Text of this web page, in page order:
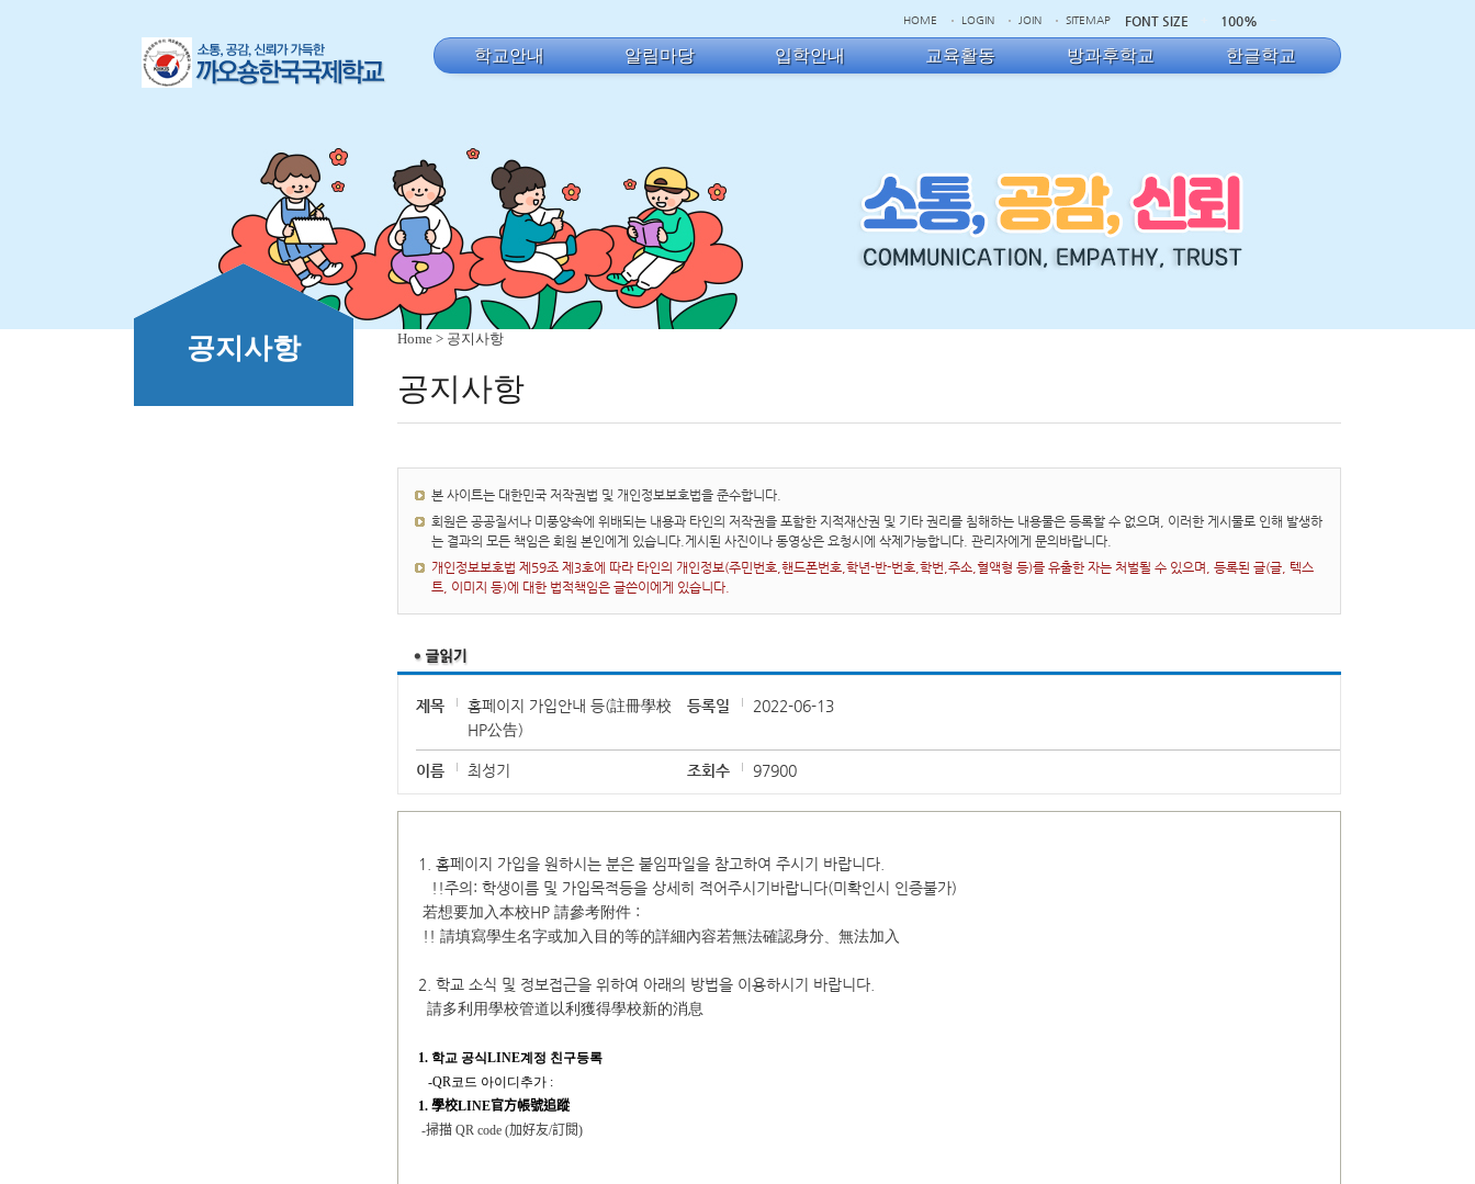
HOME LOGIN JOIN SITEMAP FONT SIZE 100%
학교안내 알림마당 입학안내 교육활동 방과후학교 한글학교
공지사항 Home > 공지사항
공지사항
본 사이트는 대한민국 저작권법 및 개인정보보호법을 준수합니다.
회원은 공공질서나 미풍양속에 위배되는 내용과 타인의 저작권을 포함한 지적재산권 및 기타 권리를 침해하는 내용물은 등록할 수 없으며, 이러한 게시물로 인해 발생하
는 결과의 모든 책임은 회원 본인에게 있습니다.게시된 사진이나 동영상은 요청시에 삭제가능합니다. 관리자에게 문의바랍니다.
개인정보보호법 제59조 제3호에 따라 타인의 개인정보(주민번호,핸드폰번호,학년-반-번호,학번,주소,혈액형 등)를 유출한 자는 처벌될 수 있으며, 등록된 글(글, 텍스
트, 이미지 등)에 대한 법적책임은 글쓴이에게 있습니다.
제목
홈페이지 가입안내 등(註冊學校
HP公告)
등록일 2022-06-13
이름 최성기 조회수 97900
1. 홈페이지 가입을 원하시는 분은 붙임파일을 참고하여 주시기 바랍니다.
!!주의: 학생이름 및 가입목적등을 상세히 적어주시기바랍니다(미확인시 인증불가)
若想要加入本校HP 請參考附件 :
!! 請填寫學生名字或加入目的等的詳細內容若無法確認身分、無法加入
2. 학교 소식 및 정보접근을 위하여 아래의 방법을 이용하시기 바랍니다.
請多利用學校管道以利獲得學校新的消息
1. 학교 공식LINE계정 친구등록
-QR코드 아이디추가 :
1. 學校LINE官方帳號追蹤
-掃描 QR code (加好友/訂閱)